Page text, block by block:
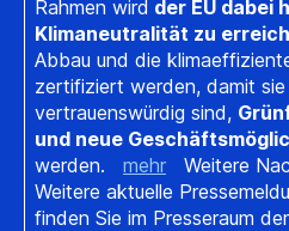
Rahmen wird der EU dabei
Klimaneutralität zu
Abbau und die
zertifiziert werden, damit
vertrauenswürdig sind,
und neue
werden. mehr Weitere
Weitere aktuelle
finden Sie im Presseraum